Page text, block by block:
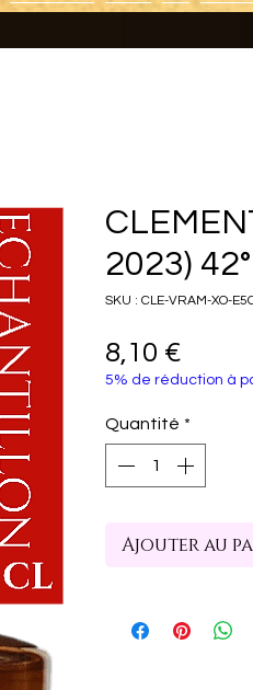
2023) 42°
SKU : CLE-VRAM-XO-
8,10 €
5% de réduction à
Quantité *
Ajouter au